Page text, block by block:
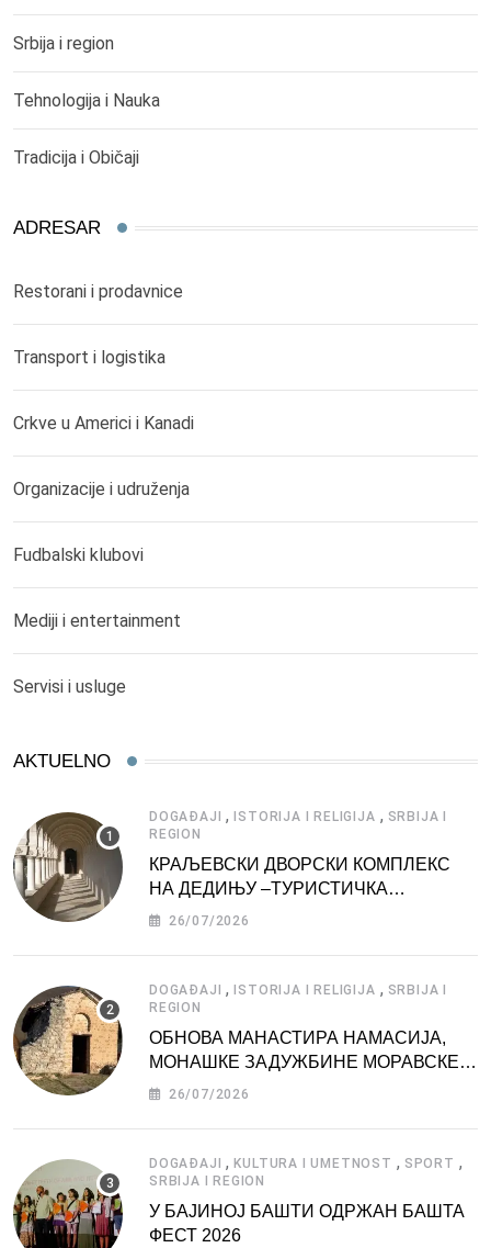
Srbija i region
Tehnologija i Nauka
Tradicija i Običaji
ADRESAR
Restorani i prodavnice
Transport i logistika
Crkve u Americi i Kanadi
Organizacije i udruženja
Fudbalski klubovi
Mediji i entertainment
Servisi i usluge
AKTUELNO
DOGAĐAJI , ISTORIJA I RELIGIJA , SRBIJA I
REGION
КРАЉЕВСКИ ДВОРСКИ КОМПЛЕКС
НА ДЕДИЊУ –ТУРИСТИЧКА
АТРАКЦИЈА
26/07/2026
DOGAĐAJI , ISTORIJA I RELIGIJA , SRBIJA I
REGION
ОБНОВА МАНАСТИРА НАМАСИЈА,
МОНАШКЕ ЗАДУЖБИНЕ МОРАВСКЕ
СРБИЈЕ
26/07/2026
DOGAĐAJI ,KULTURA I UMETNOST , SPORT ,
SRBIJA I REGION
У БАЈИНОЈ БАШТИ ОДРЖАН БАШТА
ФЕСТ 2026